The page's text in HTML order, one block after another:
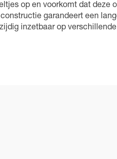
op en voorkomt dat deze
garandeert een
inzetbaar op